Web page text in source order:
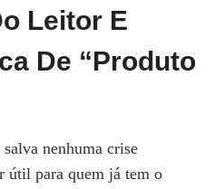
Leitor E
De “Produto
nenhuma crise
útil para quem já tem o